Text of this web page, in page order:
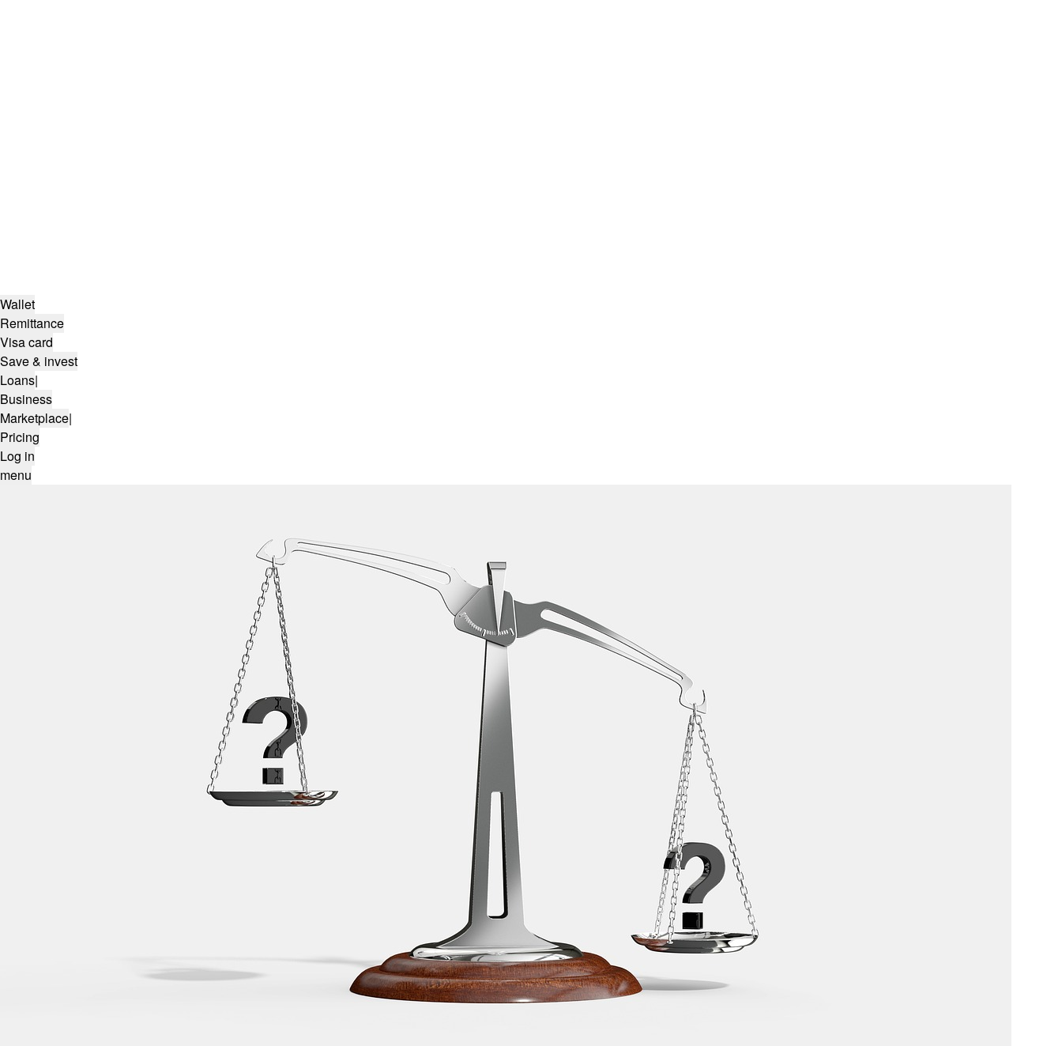
Wallet
Remittance
Visa card
Save & invest
Loans|
Business
Marketplace|
Pricing
Log in
menu